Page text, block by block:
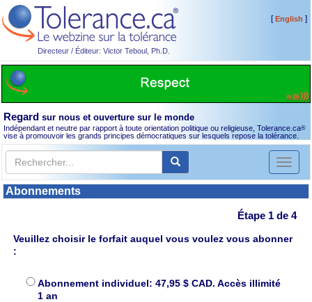
Directeur / Éditeur: Victor Teboul, Ph.D.
[English ]
Regard sur nous et ouverture sur le monde
Indépendant et neutre par rapport à toute orientation politique ou religieuse, Tolerance.ca®
vise à promouvoir les grands principes démocratiques sur lesquels repose la tolérance.
Toggle
Abonnements
Étape 1 de 4
Veuillez choisir le forfait auquel vous voulez vous abonner
:
Abonnement individuel: 47,95 $ CAD. Accès illimité
1 an